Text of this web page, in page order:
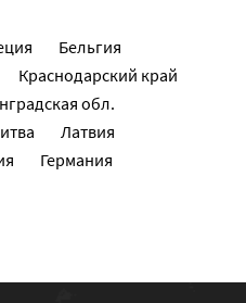
Бельгия
Краснодарский край
обл.
Латвия
Германия